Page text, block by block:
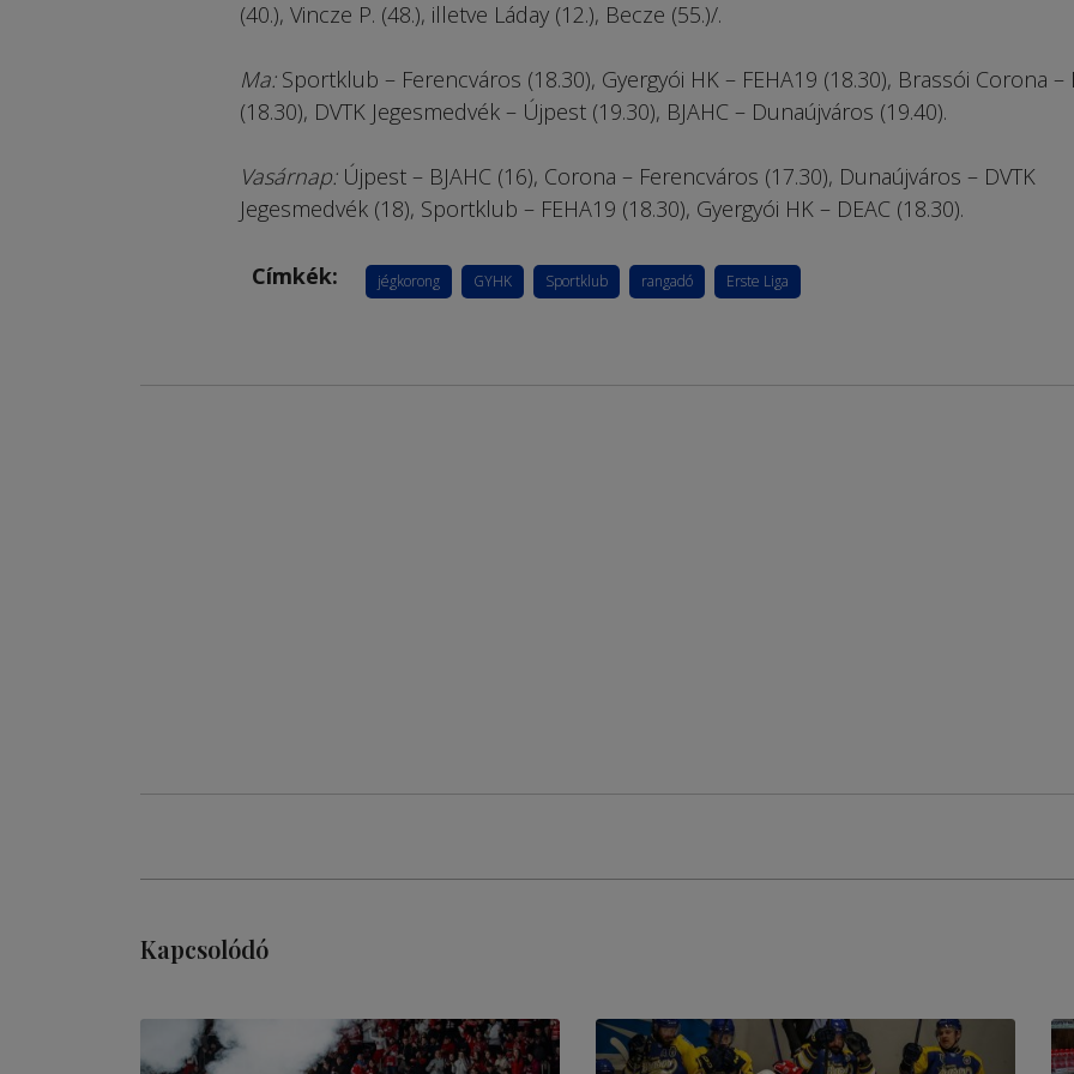
(40.), Vincze P. (48.), illetve Láday (12.), Becze (55.)/.
Ma:Sportklub – Ferencváros (18.30), Gyergyói HK – FEHA19 (18.30), Brassói Corona –
(18.30), DVTK Jegesmedvék – Újpest (19.30), BJAHC – Dunaújváros (19.40).
Vasárnap:Újpest – BJAHC (16), Corona – Ferencváros (17.30), Dunaújváros – DVTK
Jegesmedvék (18), Sportklub – FEHA19 (18.30), Gyergyói HK – DEAC (18.30).
Címkék: jégkorong GYHK Sportklub rangadó Erste Liga
Kapcsolódó